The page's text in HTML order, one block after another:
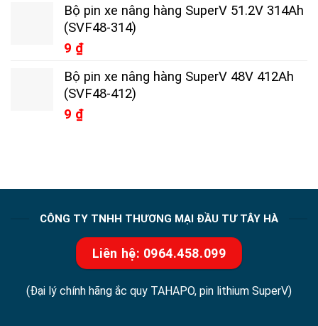
Bộ pin xe nâng hàng SuperV 51.2V 314Ah
(SVF48-314)
9 ₫
Bộ pin xe nâng hàng SuperV 48V 412Ah
(SVF48-412)
9 ₫
CÔNG TY TNHH THƯƠNG MẠI ĐẦU TƯ TÂY HÀ
Liên hệ: 0964.458.099
(Đại lý chính hãng ắc quy TAHAPO, pin lithium SuperV)